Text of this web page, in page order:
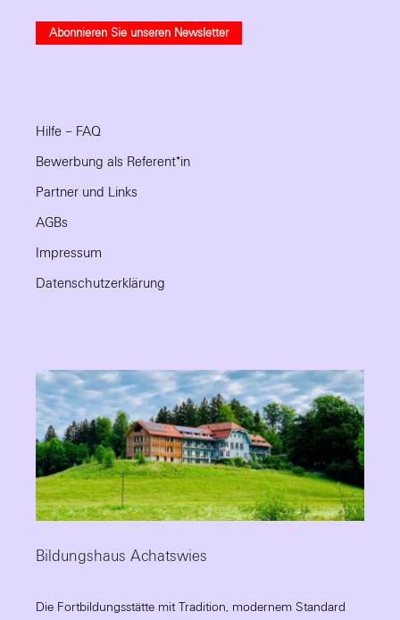
Abonnieren Sie unseren Newsletter
Hilfe – FAQ
Bewerbung als Referent*in
Partner und Links
AGBs
Impressum
Datenschutzerklärung
Bildungshaus Achatswies
Die Fortbildungsstätte mit Tradition, modernem Standard